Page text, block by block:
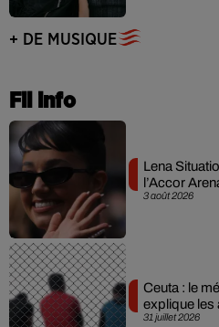
+ DE MUSIQUE
Fil info
3 août 2026
Lena
l’Accor
31 juillet 2026
Ceuta : le
explique les